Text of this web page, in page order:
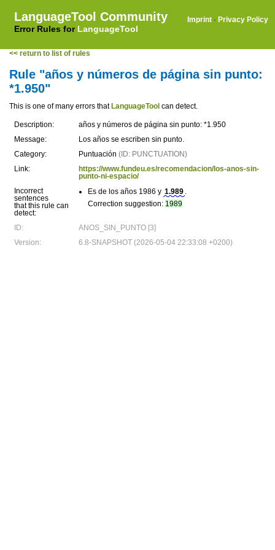
LanguageTool Community
Error Rules for LanguageTool
Imprint · Privacy Policy
<< return to list of rules
Rule "años y números de página sin punto:
*1.950"
This is one of many errors that LanguageTool can detect.
Description:
años y números de página sin punto: *1.950
Message:
Los años se escriben sin punto.
Category:
Puntuación (ID: PUNCTUATION)
Link:
https://www.fundeu.es/recomendacion/los-anos-sin-
punto-ni-espacio/
Incorrect
sentences
that this rule can
detect:
Es de los años 1986 y 1.989 .
Correction suggestion: 1989
ID:
ANOS_SIN_PUNTO [3]
Version:
6.8-SNAPSHOT (2026-05-04 22:33:08 +0200)